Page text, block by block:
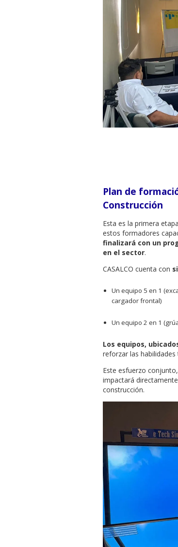
Plan de
Construcción
Esta es la primera etapa de
estos formadores
finalizará con un
en el sector.
CASALCO cuenta con
Un equipo 5 en 1
cargador frontal)
Un equipo 2 en 1
Los equipos,
reforzar las
Este esfuerzo
impactará
construcción.